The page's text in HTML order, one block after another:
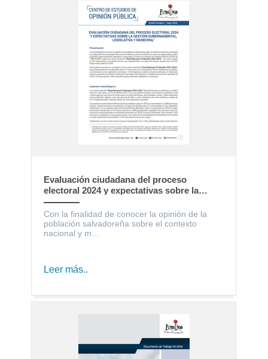
Evaluación ciudadana del proceso
electoral 2024 y expectativas sobre la
gestión gubernamental, legislativa y
municipal
Con la finalidad de conocer la opinión de la
población salvadoreña sobre el contexto
nacional y m...
Leer más..